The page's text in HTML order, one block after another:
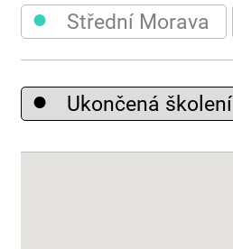
● Střední Morava
● Ukončená školení